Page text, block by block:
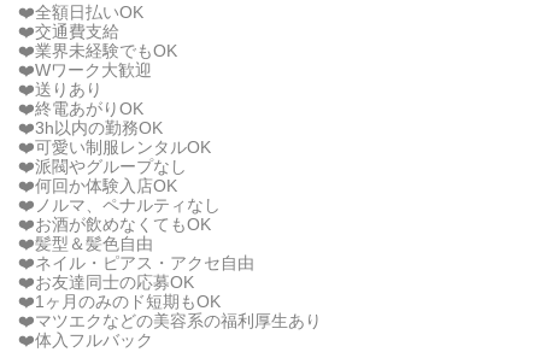
❤️全額日払いOK
❤️交通費支給
❤️業界未経験でもOK
❤️Wワーク大歓迎
❤️送りあり
❤️終電あがりOK
❤️3h以内の勤務OK
❤️可愛い制服レンタルOK
❤️派閥やグループなし
❤️何回か体験入店OK
❤️ノルマ、ペナルティなし
❤️お酒が飲めなくてもOK
❤️髪型＆髪色自由
❤️ネイル・ピアス・アクセ自由
❤️お友達同士の応募OK
❤️1ヶ月のみのド短期もOK
❤️マツエクなどの美容系の福利厚生あり
❤️体入フルバック